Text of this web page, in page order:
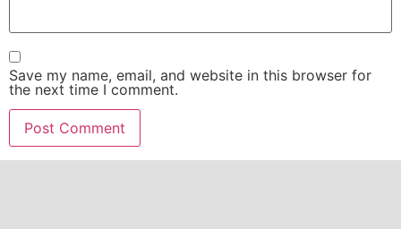
Save my name, email, and website in this browser for
the next time I comment.